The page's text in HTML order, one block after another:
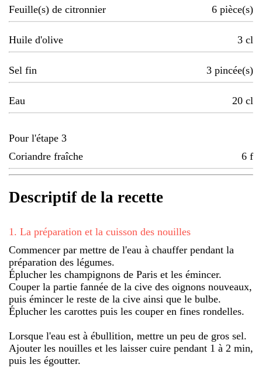
Feuille(s) de citronnier 6 pièce(s)
Huile d'olive 3 cl
Sel fin 3 pincée(s)
Eau 20 cl
Pour l'étape 3
Coriandre fraîche
6 f
Descriptif de la recette
1 . La préparation et la cuisson des nouilles
Commencer par mettre de l'eau à chauffer pendant la
préparation des légumes.
Éplucher les champignons de Paris et les émincer.
Couper la partie fannée de la cive des oignons nouveaux,
puis émincer le reste de la cive ainsi que le bulbe.
Éplucher les carottes puis les couper en fines rondelles.
Lorsque l'eau est à ébullition, mettre un peu de gros sel.
Ajouter les nouilles et les laisser cuire pendant 1 à 2 min,
puis les égoutter.